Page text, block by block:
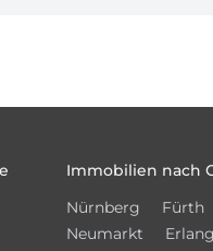
Immobilien nach
Nürnberg
Fürth
Neumarkt